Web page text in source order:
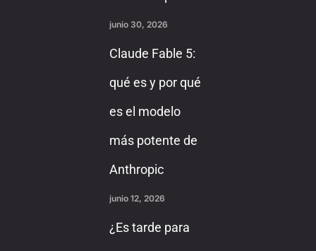
junio 30, 2026
Claude Fable 5:
qué es y por qué
es el modelo
más potente de
Anthropic
junio 12, 2026
¿Es tarde para